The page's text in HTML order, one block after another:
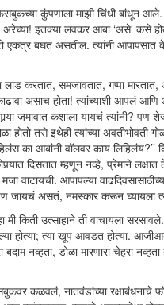
कुंपणाला माझी चिंधी बांधून
अरेच्या! इतक्या लवकर आबा ‘असे’
एकत्र बघत असतील. त्यांनी
समजावतात, गप्पा मारतात,
असाच होता! त्यांच्याशी आपलं
जमावात कशाला यायचं त्यांनी?
होतो तसे इथेही त्यांच्या अवतीभोवती
का आबांनी वॉलवर काय लिहिलंय?’’
दिसतात म्हणून नव्हे, प्रेमाने लक्षात
मजा वाटायची. आपापल्या
जायचं असतं, नमस्कार करून घ्यायला
किती उत्साहाने ती वाचायला
होत्या; त्या खूप आवडत होत्या.
नव्हता, डोळा मारणारा चेहरा
फेसबुकवर कळवलं, नातवंडांच्या